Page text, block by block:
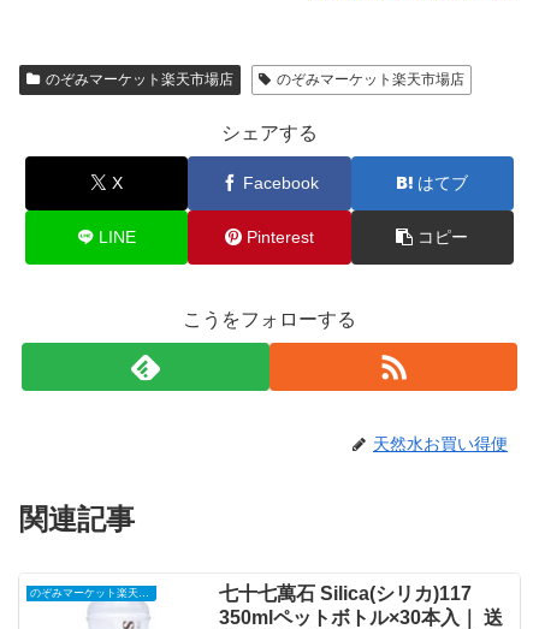
のぞみマーケット楽天市場店 のぞみマーケット楽天市場店
シェアする
X Facebook はてブ
LINE Pinterest コピー
こうをフォローする
天然水お買い得便
関連記事
七十七萬石 Silica(シリカ)117
350mlペットボトル×30本入｜ 送